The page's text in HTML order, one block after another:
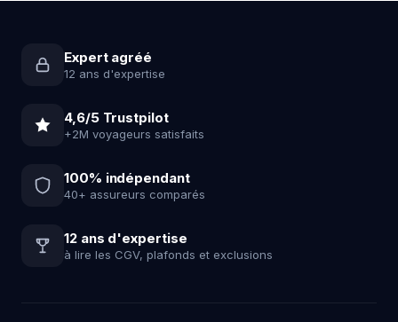
Expert agréé
12 ans d'expertise
4,6/5 Trustpilot
+2M voyageurs satisfaits
100% indépendant
40+ assureurs comparés
12 ans d'expertise
à lire les CGV, plafonds et exclusions